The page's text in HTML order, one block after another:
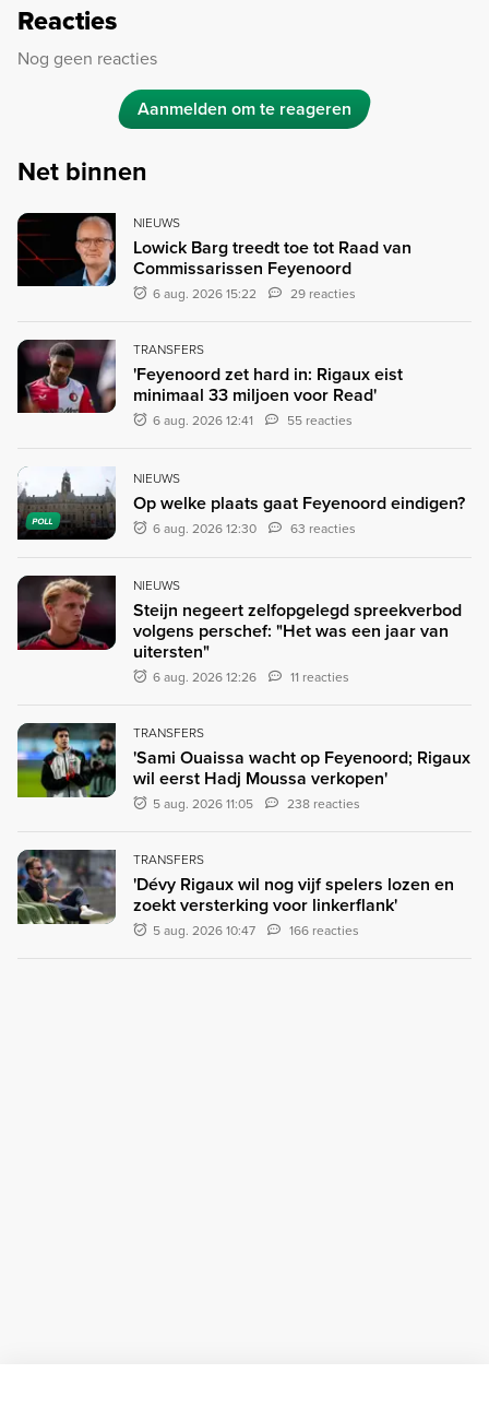
Reacties
Nog geen reacties
Aanmelden om te reageren
Net binnen
NIEUWS
Lowick Barg treedt toe tot Raad van
Commissarissen Feyenoord
6 aug. 2026 15:22 29 reacties
TRANSFERS
'Feyenoord zet hard in: Rigaux eist
minimaal 33 miljoen voor Read'
6 aug. 2026 12:41 55 reacties
POLL
NIEUWS
Op welke plaats gaat Feyenoord eindigen?
6 aug. 2026 12:30 63 reacties
NIEUWS
Steijn negeert zelfopgelegd spreekverbod
volgens perschef: "Het was een jaar van
uitersten"
6 aug. 2026 12:26 11 reacties
TRANSFERS
'Sami Ouaissa wacht op Feyenoord; Rigaux
wil eerst Hadj Moussa verkopen'
5 aug. 2026 11:05 238 reacties
TRANSFERS
'Dévy Rigaux wil nog vijf spelers lozen en
zoekt versterking voor linkerflank'
5 aug. 2026 10:47 166 reacties